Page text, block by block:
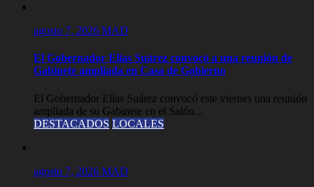
agosto 7, 2026 MAD
El Gobernador Elias Suárez convocó a una reunión de
Gabinete ampliada en Casa de Gobierno
El Gobernador Elías Suárez convocó este viernes una reunión
ampliada de su Gabinete en el Salón...
DESTACADOS LOCALES
agosto 7, 2026 MAD